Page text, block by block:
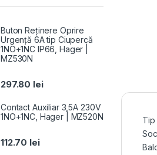
Tip
Buton Reținere Oprire
Urgență 6A tip Ciupercă
1NO+1NC IP66, Hager |
MZ530N
297.80 lei
Contact Auxiliar 3,5A 230V
1NO+1NC, Hager | MZ520N
112.70 lei